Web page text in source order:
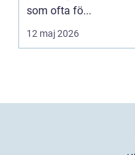
som ofta fö...
12 maj 2026